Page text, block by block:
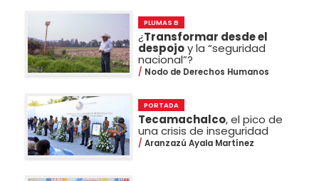
PLUMAS B
¿Transformar desde el
despojoy la “seguridad
nacional”?
Nodo de Derechos Humanos
PORTADA
Tecamachalco, el pico de
una crisis de inseguridad
Aranzazú Ayala Martínez